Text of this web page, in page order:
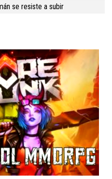
se resiste a subir